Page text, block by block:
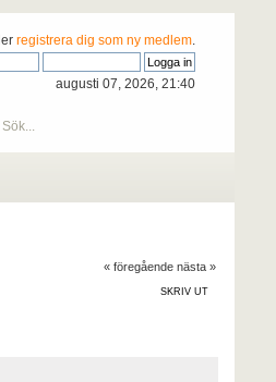
registrera dig som ny medlem
augusti 07, 2026, 21:40
« föregående nästa »
SKRIV UT